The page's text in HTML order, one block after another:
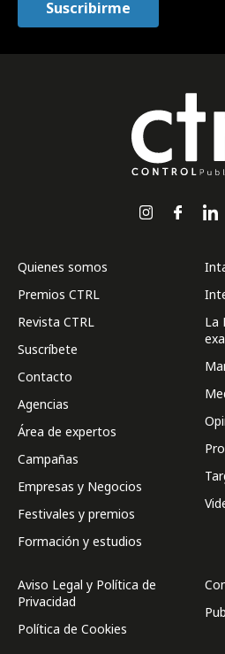
Quienes somos
Premios CTRL
Revista CTRL
Suscríbete
Contacto
Agencias
Área de expertos
Campañas
Empresas y Negocios
Festivales y premios
Formación y estudios
La
Aviso Legal y Política de
Privacidad
Política de Cookies